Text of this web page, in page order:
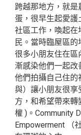
跨越那地方，就
蛋，很早生起愛護
社區工作，喚起在
民。當時臨屋區
很多小朋友住在區
漸感染他們一起
他們拍攝自己住的
與）讓小朋友很享
方，和希望帶來
權 )。Community
Empowerment （